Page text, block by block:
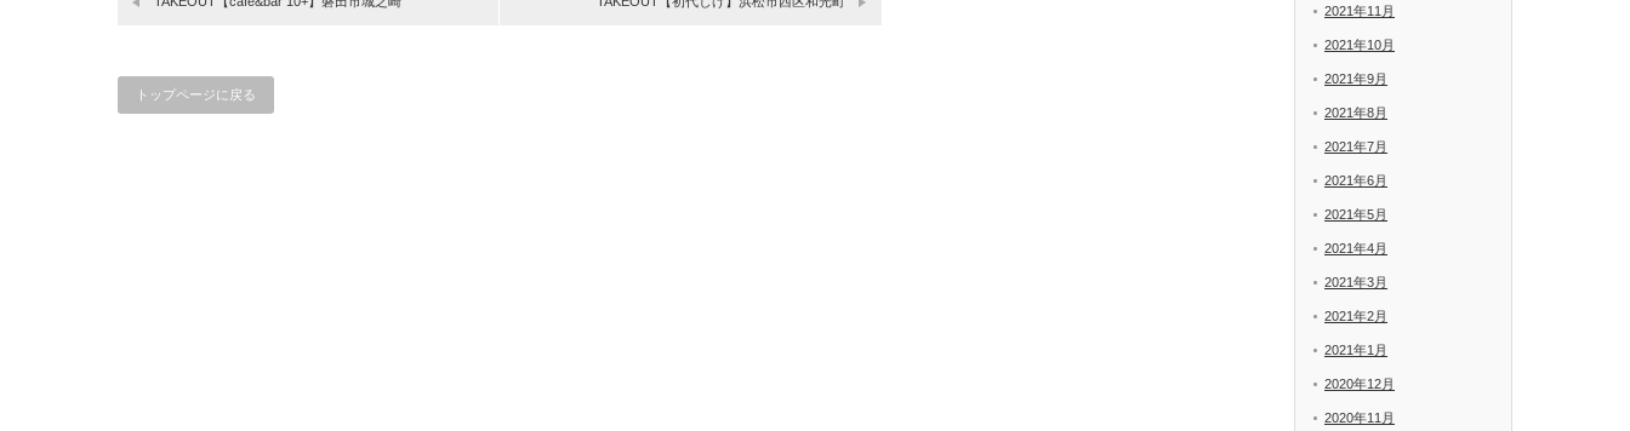
トップページに戻る
2021年11月
2021年10月
2021年9月
2021年8月
2021年7月
2021年6月
2021年5月
2021年4月
2021年3月
2021年2月
2021年1月
2020年12月
2020年11月